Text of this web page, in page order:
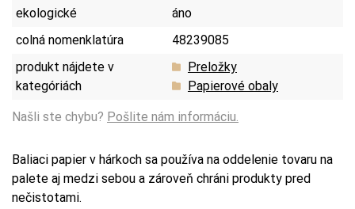
ekologické
áno
colná nomenklatúra
48239085
produkt nájdete v
kategóriách
Preložky
Papierové obaly
Našli ste chybu? Pošlite nám informáciu.
Baliaci papier v hárkoch sa používa na oddelenie tovaru na
palete aj medzi sebou a zároveň chráni produkty pred
nečistotami.